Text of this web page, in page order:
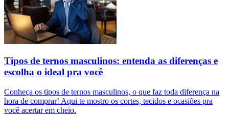
Tipos de ternos masculinos: entenda as diferenças e
escolha o ideal pra você
Conheça os tipos de ternos masculinos, o que faz toda diferença na
hora de comprar! Aqui te mostro os cortes, tecidos e ocasiões pra
você acertar em cheio.